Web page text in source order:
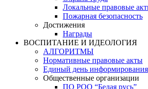
Локальные правовые
Пожарная безопасность
Достижения
Награды
ВОСПИТАНИЕ И ИДЕОЛОГИЯ
АЛГОРИТМЫ
Нормативные правовые акты
Единый день информирования
Общественные организации
ПО РОО “Белая русь”